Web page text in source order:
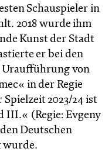
Schauspieler in
2018 wurde ihm
Kunst der Stadt
er bei den
Uraufführung von
in der Regie
2023/24 ist
III.« (Regie: Evgeny
Deutschen
wurde.